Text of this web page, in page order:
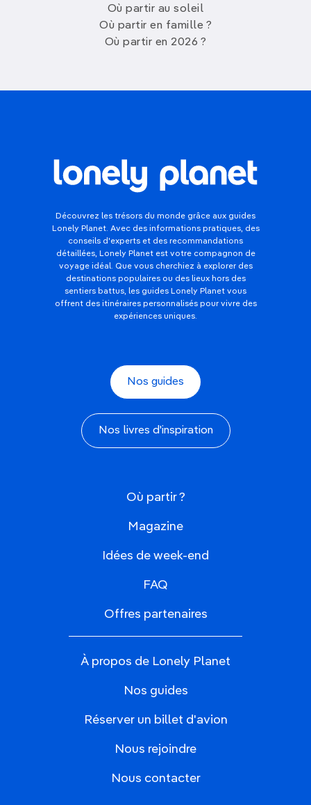
Où partir au soleil
Où partir en famille ?
Où partir en 2026 ?
Découvrez les trésors du monde grâce aux guides
Lonely Planet. Avec des informations pratiques, des
conseils d'experts et des recommandations
détaillées, Lonely Planet est votre compagnon de
voyage idéal. Que vous cherchiez à explorer des
destinations populaires ou des lieux hors des
sentiers battus, les guides Lonely Planet vous
offrent des itinéraires personnalisés pour vivre des
expériences uniques.
Nos guides
Nos livres d'inspiration
Où partir ?
Magazine
Idées de week-end
FAQ
Offres partenaires
À propos de Lonely Planet
Nos guides
Réserver un billet d'avion
Nous rejoindre
Nous contacter